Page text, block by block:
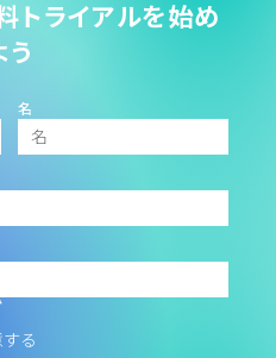
トライアルを始め
う
名
る